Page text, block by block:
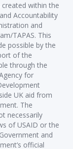
within the
Accountability
and
TAPAS. This
possible by the
of the
through the
for
UK aid from
The
necessarily
of USAID or the
and
official